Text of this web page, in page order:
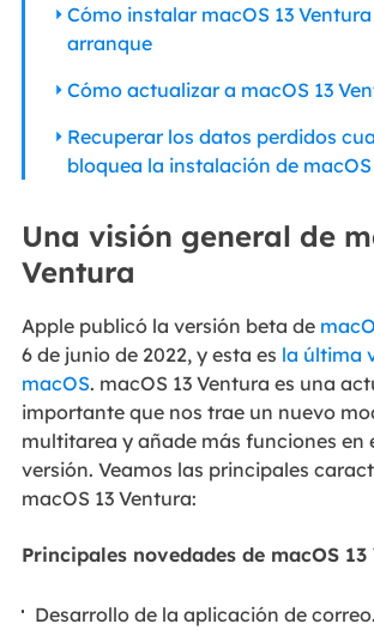
Cómo instalar macOS 13
arranque
Cómo actualizar a macOS 13
Recuperar los datos perdidos
bloquea la instalación de
Una visión general de
Ventura
Apple publicó la versión beta de
6 de junio de 2022, y esta es la última
macOS. macOS 13 Ventura es una
importante que nos trae un nuevo
multitarea y añade más funciones en
versión. Veamos las principales
macOS 13 Ventura:
Principales novedades de macOS 13
Desarrollo de la aplicación de